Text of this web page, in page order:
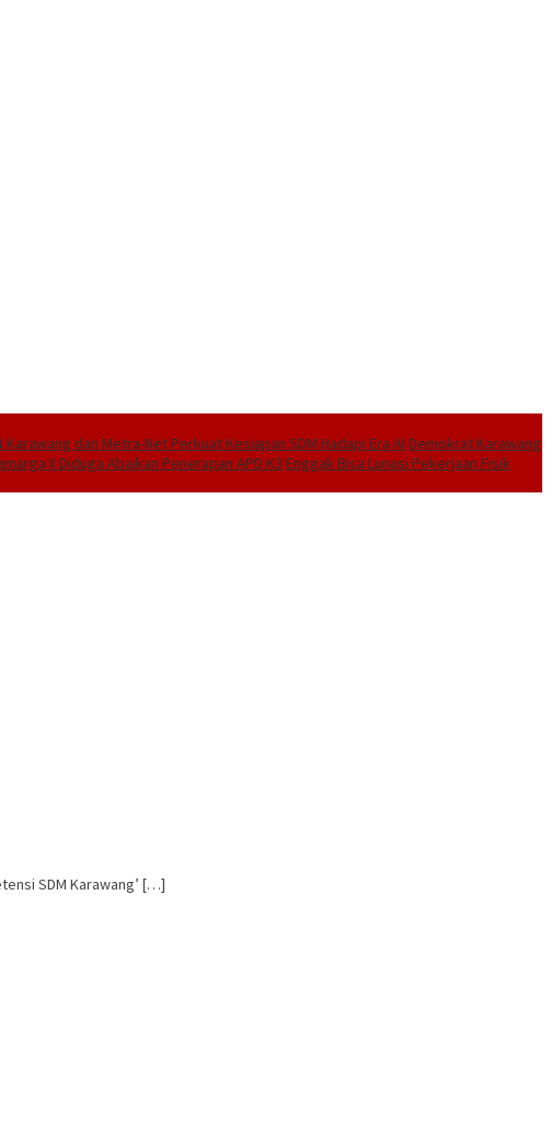
Karawang dan Metra-Net Perkuat Kesiapan SDM Hadapi Era AI Demokrat Karawang
II Diduga Abaikan Penerapan APD K3 Enggak Bisa Lunasi Pekerjaan Fisik
SDM Karawang’ […]